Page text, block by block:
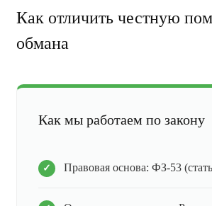
Как отличить честную
обмана
Как мы работаем по закону
Правовая основа: ФЗ-53